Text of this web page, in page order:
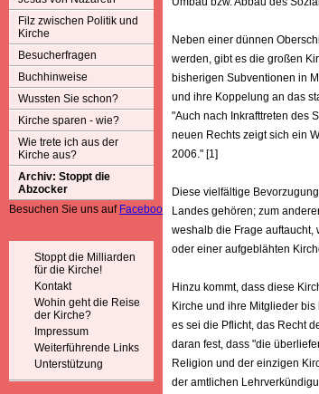
Filz zwischen Politik und
Kirche
Besucherfragen
Buchhinweise
Wussten Sie schon?
Kirche sparen - wie?
Wie trete ich aus der
Kirche aus?
Archiv: Stoppt die
Abzocker
Besuchen Sie uns auf Facebook
Stoppt die Milliarden
für die Kirche!
Kontakt
Wohin geht die Reise
der Kirche?
Impressum
Weiterführende Links
Unterstützung
Neben einer dünnen
werden, gibt es die großen
bisherigen Subventionen in
und ihre Koppelung an das
"Auch nach Inkrafttreten des
neuen Rechts zeigt sich ein
2006." [1]
Diese vielfältige
Landes gehören; zum
weshalb die Frage auftaucht,
oder einer aufgeblähten
Hinzu kommt, dass diese
Kirche und ihre Mitglieder
es sei die Pflicht, das Recht
daran fest, dass "die
Religion und der einzigen
der amtlichen